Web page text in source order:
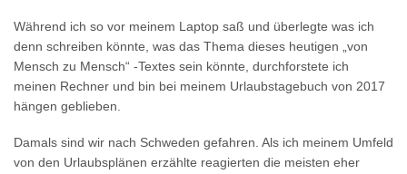
Während ich so vor meinem Laptop saß und überlegte was ich
denn schreiben könnte, was das Thema dieses heutigen „von
Mensch zu Mensch“ -Textes sein könnte, durchforstete ich
meinen Rechner und bin bei meinem Urlaubstagebuch von 2017
hängen geblieben.
Damals sind wir nach Schweden gefahren. Als ich meinem Umfeld
von den Urlaubsplänen erzählte reagierten die meisten eher